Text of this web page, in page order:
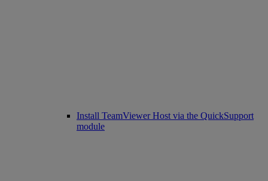
Install TeamViewer Host via the QuickSupport
module